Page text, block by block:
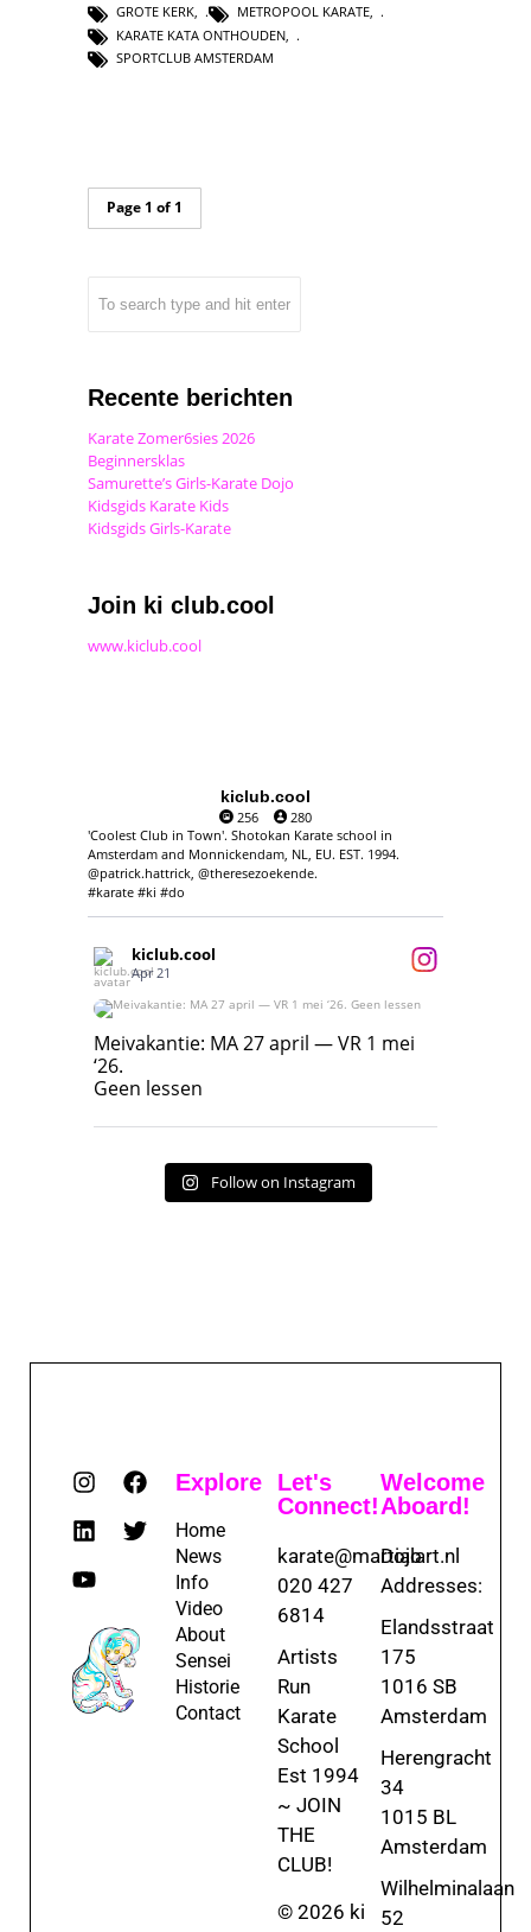
GROTE KERK, METROPOOL KARATE,
KARATE KATA ONTHOUDEN
SPORTCLUB AMSTERDAM
Page 1 of 1
Recente berichten
Karate Zomer6sies 2026
Beginnersklas
Samurette’s Girls-Karate Dojo
Kidsgids Karate Kids
Kidsgids Girls-Karate
Join ki club.cool
www.kiclub.cool
kiclub.cool
256
280
'Coolest Club in Town'. Shotokan Karate school in
Amsterdam and Monnickendam, NL, EU. EST. 1994.
@patrick.hattrick, @theresezoekende.
#karate #ki #do
kiclub.cool
Apr 21
Meivakantie: MA 27 april — VR 1 mei ‘26.
Geen lessen
Meivakantie: MA 27 april — VR 1 mei
‘26.
Geen lessen
Follow on Instagram
Explore
Home
News
Info
Video
About
Sensei
Historie
Contact
Let's
Connect!
karate@martialart.nl
020 427
6814
Artists
Run
Karate
School
Est 1994
~ JOIN
THE
CLUB!
© 2026 ki
Welcome
Aboard!
Dojo
Addresses:
Elandsstraat
175
1016 SB
Amsterdam
Herengracht
34
1015 BL
Amsterdam
Wilhelminalaan
52